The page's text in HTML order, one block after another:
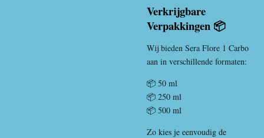
Verkrijgbare
Verpakkingen 📦
Wij bieden Sera Flore 1 Carbo
aan in verschillende formaten:
📦 50 ml
📦 250 ml
📦 500 ml
Zo kies je eenvoudig de